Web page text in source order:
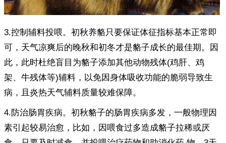
3.控制辅料投喂。初秋养貉只要保证体征指标基本正常即
可，天气凉爽后的晚秋和初冬才是貉子成长的最佳期。因
此，此时杜绝盲目为貉子添加其他动物残体(鸡肝、鸡
架、牛残体等)辅料，以免因身体吸收功能的脆弱导致生
病，且炎热天气辅料质量较难保障。
4.防治肠胃疾病。初秋貉子的肠胃疾病多发，一般物理因
素引起较易治愈，比如，因喂食过多造成貉子拉稀或厌